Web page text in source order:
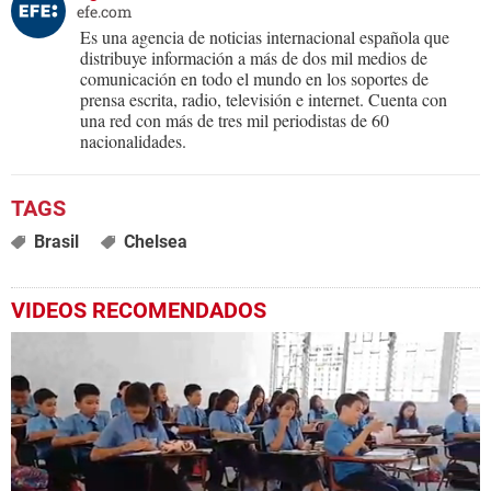
efe.com
Es una agencia de noticias internacional española que
distribuye información a más de dos mil medios de
comunicación en todo el mundo en los soportes de
prensa escrita, radio, televisión e internet. Cuenta con
una red con más de tres mil periodistas de 60
nacionalidades.
Brasil Chelsea
VIDEOS RECOMENDADOS